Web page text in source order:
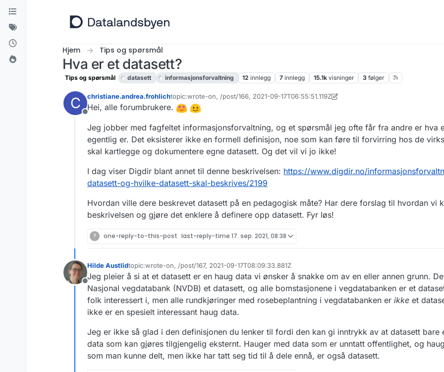
Hopp til innhold
Hjem Tips og spørsmål
Hva er et datasett?
Tips og spørsmål datasett informasjonsforvaltning 12 innlegg 7 innlegg 15.1k visninger 3 følger
C
Frakoblet
christiane.andrea.frohlichtopic:wrote-on, /post/166, 2021-09-17T06:55:51.119Z
Sist endret av christiane.andrea.frohlich
Hei, alle forumbrukere.
Jeg jobber med fagfeltet informasjonsforvaltning, og et spørsmål jeg ofte får fra andre er hva
egentlig er. Det eksisterer ikke en formell definisjon, noe som kan føre til forvirring hos de
skal kartlegge og dokumentere egne datasett. Og det vil vi jo ikke!
I dag viser Digdir blant annet til denne beskrivelsen: https://www.digdir.no/
datasett-og-hvilke-datasett-skal-beskrives/2199
Hvordan ville dere beskrevet datasett på en pedagogisk måte? Har dere forslag til hvordan vi
beskrivelsen og gjøre det enklere å definere opp datasett. Fyr løs!
? one-reply-to-this-post last-reply-time 17. sep. 2021, 08:38
Frakoblet
Hilde Austlidtopic:wrote-on, /post/167, 2021-09-17T08:09:33.881Z
Sist endret av
Jeg pleier å si at et datasett er en haug data vi ønsker å snakke om av en eller annen grunn.
Nasjonal vegdatabank (NVDB) et datasett, og alle bomstasjonene i vegdatabanken er et
folk interessert i, men alle rundkjøringer med rosebeplantning i vegdatabanken er ikke et
ikke er en spesielt interessant haug data.
Jeg er ikke så glad i den definisjonen du lenker til fordi den kan gi inntrykk av at datasett bare
data som kan gjøres tilgjengelig eksternt. Hauger med data som er unntatt offentlighet, og
som man kunne delt, men ikke har tatt seg tid til å dele ennå, er også datasett.